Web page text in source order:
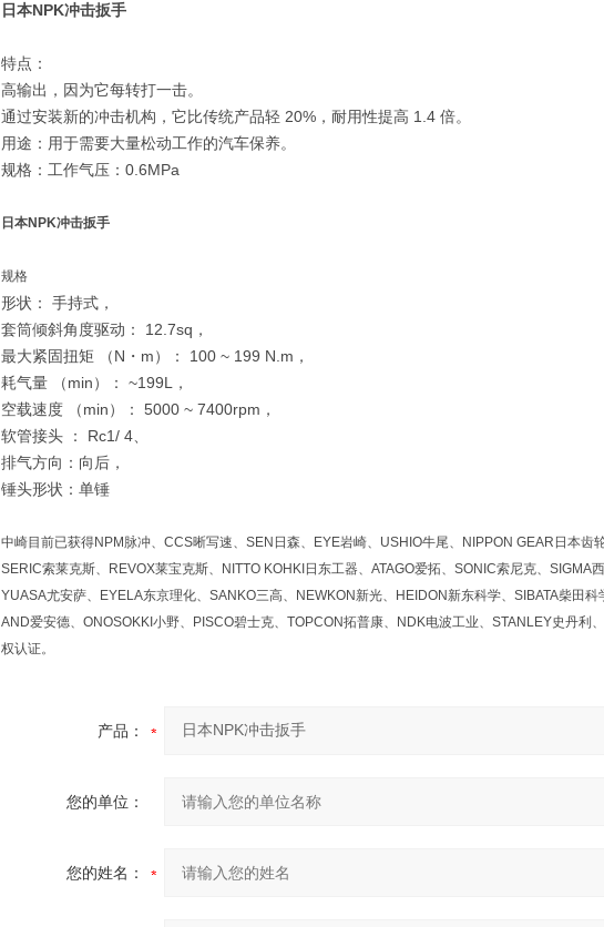
日本NPK冲击扳手
特点：
高输出，因为它每转打一击。
通过安装新的冲击机构，它比传统产品轻 20%，耐用性提高 1.4 倍。
用途：用于需要大量松动工作的汽车保养。
规格：工作气压：0.6MPa
日本NPK冲击扳手
规格
形状： 手持式，
套筒倾斜角度驱动： 12.7sq，
最大紧固扭矩 （N・m）： 100 ~ 199 N.m，
耗气量 （min）： ~199L，
空载速度 （min）： 5000 ~ 7400rpm，
软管接头 ： Rc1/ 4、
排气方向：向后，
锤头形状：单锤
中崎目前已获得NPM脉冲、CCS晰写速、SEN日森、EYE岩崎、USHIO牛尾、NIPPON GEAR日本
SERIC索莱克斯、REVOX莱宝克斯、NITTO KOHKI日东工器、ATAGO爱拓、SONIC索尼克、
YUASA尤安萨、EYELA东京理化、SANKO三高、NEWKON新光、HEIDON新东科学、SIBATA柴田
AND爱安德、ONOSOKKI小野、PISCO碧士克、TOPCON拓普康、NDK电波工业、STANLEY史丹利
权认证。
产品：
您的单位：
您的姓名：